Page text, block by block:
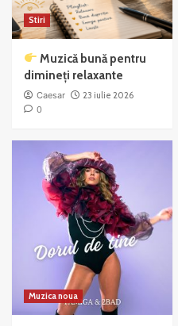
Stiri
Muzică bună pentru
dimineți relaxante
Caesar
23 iulie 2026
0
Muzica noua